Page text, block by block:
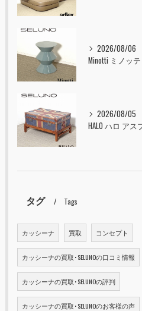
2026/08/06
2026/08/05
タグ Tags
カッシーナ 買取 コンセプト
カッシーナの買取･SELUNOの口コミ情報
カッシーナの買取･SELUNOの評判
カッシーナの買取･SELUNOのお客様の声